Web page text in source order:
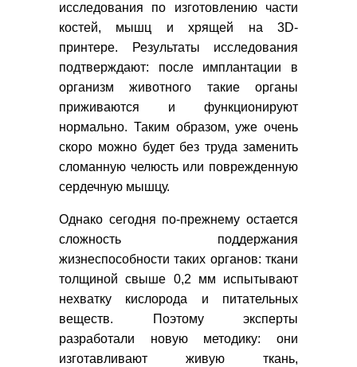
исследования по изготовлению части
костей, мышц и хрящей на 3D-
принтере. Результаты исследования
подтверждают: после имплантации в
организм животного такие органы
приживаются и функционируют
нормально. Таким образом, уже очень
скоро можно будет без труда заменить
сломанную челюсть или поврежденную
сердечную мышцу.
Однако сегодня по-прежнему остается
сложность поддержания
жизнеспособности таких органов: ткани
толщиной свыше 0,2 мм испытывают
нехватку кислорода и питательных
веществ. Поэтому эксперты
разработали новую методику: они
изготавливают живую ткань,